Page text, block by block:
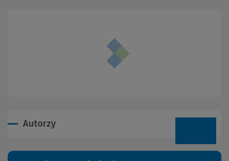
Autorzy